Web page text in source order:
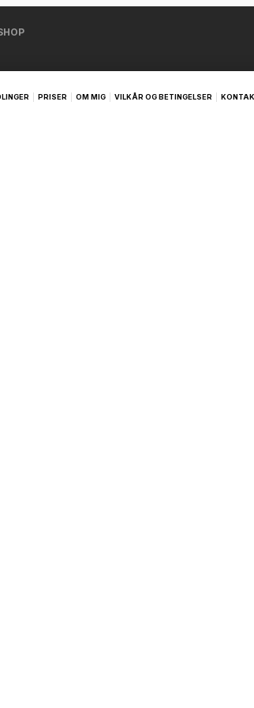
PRISER OM MIG VILKÅR OG BETINGELSER